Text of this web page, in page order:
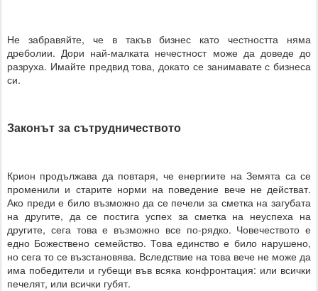
Не забравяйте, че в такъв бизнес като честността няма
дреболии. Дори най-малката нечестност може да доведе до
разруха. Имайте предвид това, докато се занимавате с бизнеса
си.
Законът за сътрудничеството
Крион продължава да повтаря, че енергиите на Земята са се
променили и старите норми на поведение вече не действат.
Ако преди е било възможно да се печели за сметка на загубата
на другите, да се постига успех за сметка на неуспеха на
другите, сега това е възможно все по-рядко. Човечеството е
едно Божествено семейство. Това единство е било нарушено,
но сега то се възстановява. Вследствие на това вече не може да
има победители и губещи във всяка конфронтация: или всички
печелят, или всички губят.